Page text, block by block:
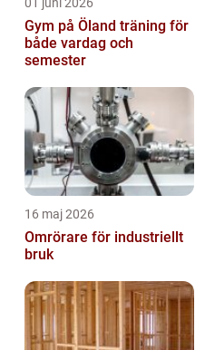
Gym på Öland träning för
både vardag och
semester
16 maj 2026
Omrörare för industriellt
bruk